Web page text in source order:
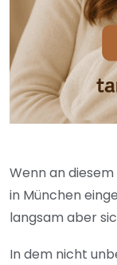
Wenn an
in München
langsam aber
In dem nicht